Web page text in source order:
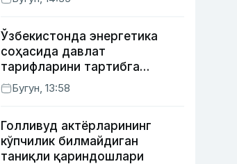
кучайтирди
Ўзбекистонда энергетика
соҳасида давлат
тарифларини тартибга
солишнинг янги тизими
жорий этилди
Бугун, 13:58
Голливуд актёрларининг
кўпчилик билмайдиган
таниқли қариндошлари